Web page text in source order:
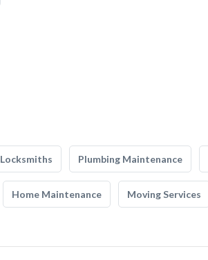
Locksmiths Plumbing Maintenance
Home Maintenance Moving Services